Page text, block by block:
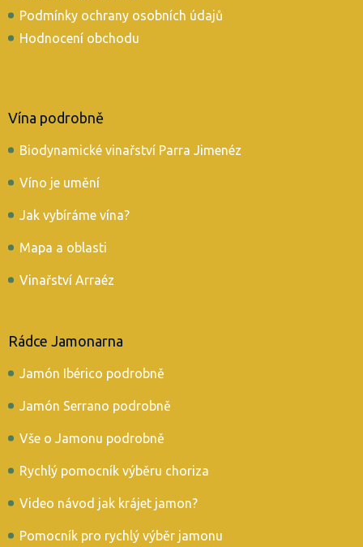
Podmínky ochrany osobních údajů
Hodnocení obchodu
Vína podrobně
Biodynamické vinařství Parra Jimenéz
Víno je umění
Jak vybíráme vína?
Mapa a oblasti
Vinařství Arraéz
Rádce Jamonarna
Jamón Ibérico podrobně
Jamón Serrano podrobně
Vše o Jamonu podrobně
Rychlý pomocník výběru choriza
Video návod jak krájet jamon?
Pomocník pro rychlý výběr jamonu